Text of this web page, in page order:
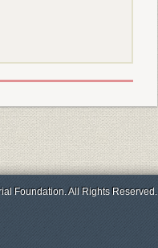
Foundation. All Rights Reserved.